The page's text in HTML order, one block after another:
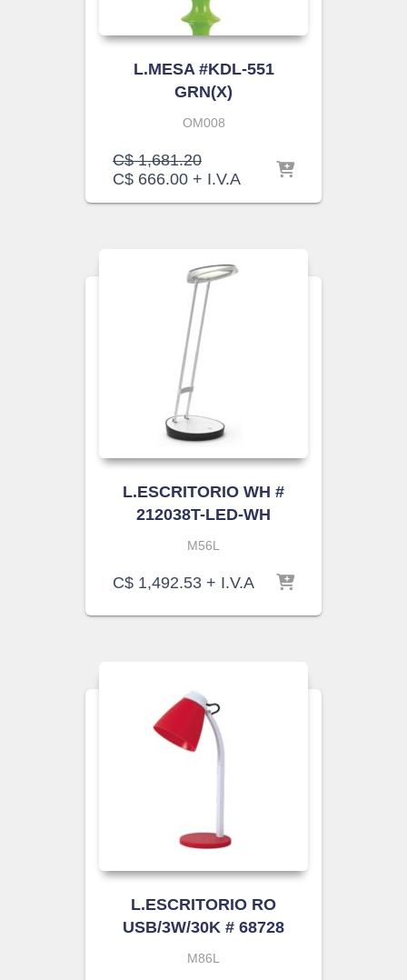
L.MESA #KDL-551
GRN(X)
OM008
C$1,681.20El
precio
C$ 666.00El+ I.V.A
L.ESCRITORIO WH #
212038T-LED-WH
M56L
C$ 1,492.53 + I.V.A
L.ESCRITORIO RO
USB/3W/30K # 68728
M86L